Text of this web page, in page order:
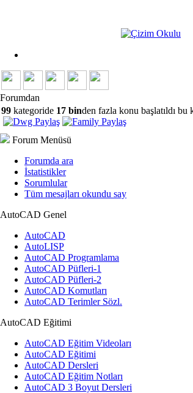
Forumdan
99 kategoride 17 binden fazla konu başlatıldı bu
Forum Menüsü
Forumda ara
İstatistikler
Sorumlular
Tüm mesajları okundu say
AutoCAD Genel
AutoCAD
AutoLISP
AutoCAD Programlama
AutoCAD Püfleri-1
AutoCAD Püfleri-2
AutoCAD Komutları
AutoCAD Terimler Sözl.
AutoCAD Eğitimi
AutoCAD Eğitim Videoları
AutoCAD Eğitimi
AutoCAD Dersleri
AutoCAD Eğitim Notları
AutoCAD 3 Boyut Dersleri